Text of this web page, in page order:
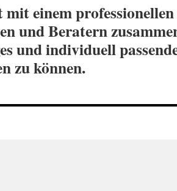
mit einem
und Beratern
und individuell
zu können.